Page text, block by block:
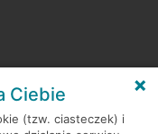
Ciebie
(tzw. ciasteczek) i